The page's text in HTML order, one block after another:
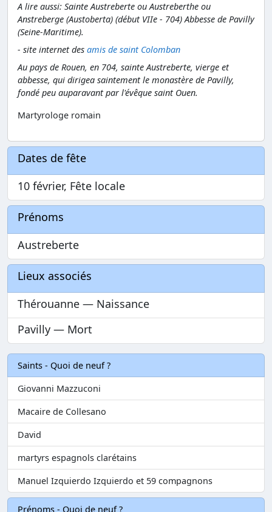
A lire aussi: Sainte Austreberte ou Austreberthe ou
Anstreberge (Austoberta) (début VIIe - 704) Abbesse de Pavilly
(Seine-Maritime).
- site internet des amis de saint Colomban
Au pays de Rouen, en 704, sainte Austreberte, vierge et
abbesse, qui dirigea saintement le monastère de Pavilly,
fondé peu auparavant par l'évêque saint Ouen.
Martyrologe romain
Dates de fête
10 février, Fête locale
Prénoms
Austreberte
Lieux associés
Thérouanne — Naissance
Pavilly — Mort
Saints - Quoi de neuf ?
Giovanni Mazzuconi
Macaire de Collesano
David
martyrs espagnols clarétains
Manuel Izquierdo Izquierdo et 59 compagnons
Prénoms - Quoi de neuf ?